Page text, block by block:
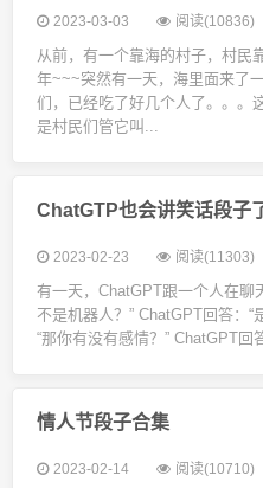
2023-03-03 阅读(10836)
从前，有一个靠海的村子，村民
年~~~突然有一天，海里面来了
们，已经吃了好几个人了。。。
是村民们管它叫...
ChatGTP也会讲笑话段子
2023-02-23 阅读(11303)
有一天，ChatGPT跟一个人在聊
不是机器人？” ChatGPT回答：“
“那你有没有感情？” ChatGPT回
情人节段子合集
2023-02-14 阅读(10710)